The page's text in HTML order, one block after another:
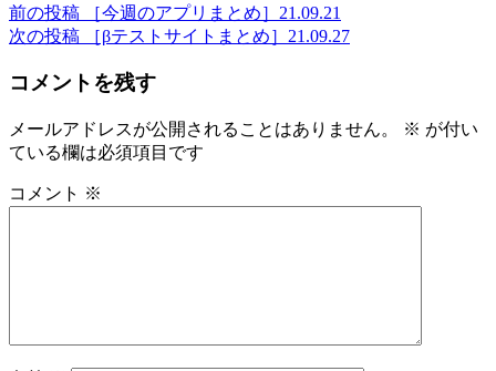
テ
ゴ
ー
投
稿
ナ
ビ
ゲ
ー
前
の
稿
前の投稿
［今週のアプリまとめ］21.09.21
次
投
次の投稿 ［βテストサイトまとめ］21.09.27
コメントを残す
メールアドレスが公開されることはありません。 ※ が付い
ている欄は必須項目です
コメント ※